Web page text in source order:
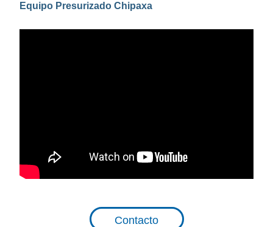
Equipo Presurizado Chipaxa
Contacto